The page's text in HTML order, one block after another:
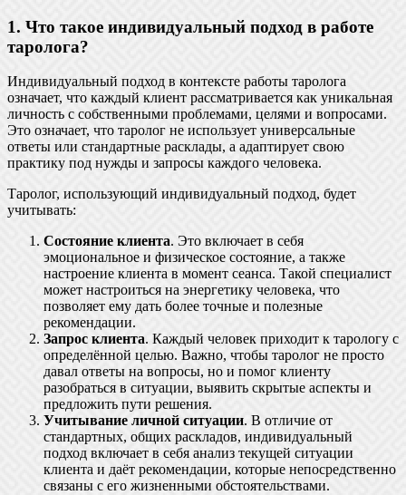
1. Что такое индивидуальный подход в работе
таролога?
Индивидуальный подход в контексте работы таролога
означает, что каждый клиент рассматривается как уникальная
личность с собственными проблемами, целями и вопросами.
Это означает, что таролог не использует универсальные
ответы или стандартные расклады, а адаптирует свою
практику под нужды и запросы каждого человека.
Таролог, использующий индивидуальный подход, будет
учитывать:
Состояние клиента. Это включает в себя
эмоциональное и физическое состояние, а также
настроение клиента в момент сеанса. Такой специалист
может настроиться на энергетику человека, что
позволяет ему дать более точные и полезные
рекомендации.
Запрос клиента. Каждый человек приходит к тарологу с
определённой целью. Важно, чтобы таролог не просто
давал ответы на вопросы, но и помог клиенту
разобраться в ситуации, выявить скрытые аспекты и
предложить пути решения.
Учитывание личной ситуации. В отличие от
стандартных, общих раскладов, индивидуальный
подход включает в себя анализ текущей ситуации
клиента и даёт рекомендации, которые непосредственно
связаны с его жизненными обстоятельствами.